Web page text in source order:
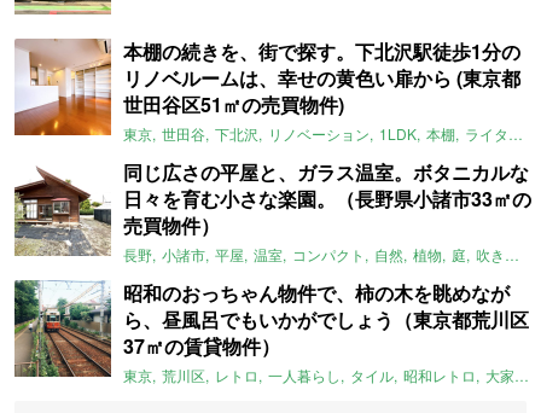
本棚の続きを、街で探す。下北沢駅徒歩1分の
リノベルームは、幸せの黄色い扉から (東京都
世田谷区51㎡の売買物件)
東京 世田谷 下北沢 リノベーション 1LDK 本棚 ライター：ほしりょうこ
同じ広さの平屋と、ガラス温室。ボタニカルな
日々を育む小さな楽園。（長野県小諸市33㎡の
売買物件）
長野 小諸市 平屋 温室 コンパクト 自然 植物 庭 吹き抜け
昭和のおっちゃん物件で、柿の木を眺めなが
ら、昼風呂でもいかがでしょう（東京都荒川区
37㎡の賃貸物件）
東京 荒川区 レトロ 一人暮らし タイル 昭和レトロ 大家女子